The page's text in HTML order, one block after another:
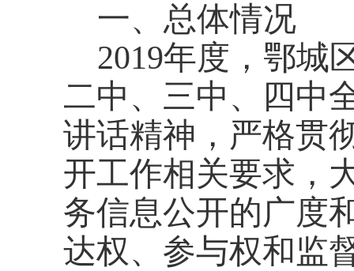
一、总体情况
2019年度， 鄂城
二中、三中、四中
讲话精神，严格贯
开工作相关要求，
务信息公开的广度
达权、参与权和监